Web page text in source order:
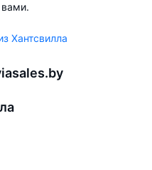
Хантсвилла